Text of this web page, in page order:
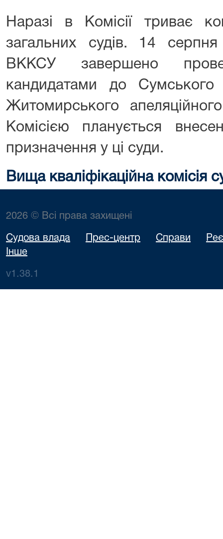
Наразі в Комісії триває
загальних судів. 14
ВККСУ завершено
кандидатами до Сумського
Житомирського
Комісією планується
призначення у ці суди.
Вища кваліфікаційна комісія
2026 © Всі права захищені
Судова влада Прес-центр Справи
Інше
v1.38.1